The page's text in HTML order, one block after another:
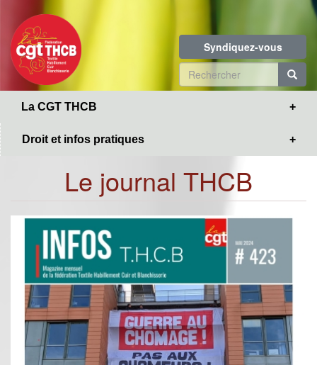
contenu
principal
Syndiquez-vous
Formulaire
de
La CGT THCB
Droit et infos pratiques
Le journal THCB